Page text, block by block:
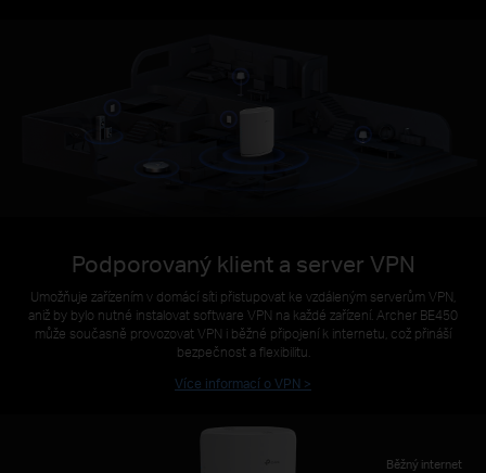
Podporovaný klient a server VPN
Umožňuje zařízením v domácí síti přistupovat ke vzdáleným serverům VPN,
aniž by bylo nutné instalovat software VPN na každé zařízení. Archer BE450
může současně provozovat VPN i běžné připojení k internetu, což přináší
bezpečnost a flexibilitu.
Více informací o VPN >
Běžný internet